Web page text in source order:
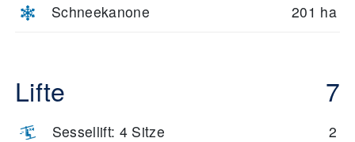
Schneekanone 201 ha
Lifte 7
Sessellift: 4 Sitze 2